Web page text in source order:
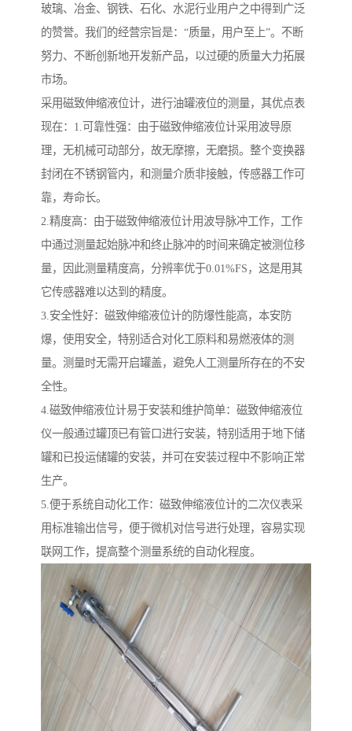
玻璃、冶金、钢铁、石化、水泥行业用户之中得到广泛
的赞誉。我们的经营宗旨是：“质量，用户至上”。不断
努力、不断创新地开发新产品，以过硬的质量大力拓展
市场。
采用磁致伸缩液位计，进行油罐液位的测量，其优点表
现在：1.可靠性强：由于磁致伸缩液位计采用波导原
理，无机械可动部分，故无摩擦，无磨损。整个变换器
封闭在不锈钢管内，和测量介质非接触，传感器工作可
靠，寿命长。
2.精度高：由于磁致伸缩液位计用波导脉冲工作，工作
中通过测量起始脉冲和终止脉冲的时间来确定被测位移
量，因此测量精度高，分辨率优于0.01%FS，这是用其
它传感器难以达到的精度。
3.安全性好：磁致伸缩液位计的防爆性能高，本安防
爆，使用安全，特别适合对化工原料和易燃液体的测
量。测量时无需开启罐盖，避免人工测量所存在的不安
全性。
4.磁致伸缩液位计易于安装和维护简单：磁致伸缩液位
仪一般通过罐顶已有管口进行安装，特别适用于地下储
罐和已投运储罐的安装，并可在安装过程中不影响正常
生产。
5.便于系统自动化工作：磁致伸缩液位计的二次仪表采
用标准输出信号，便于微机对信号进行处理，容易实现
联网工作，提高整个测量系统的自动化程度。